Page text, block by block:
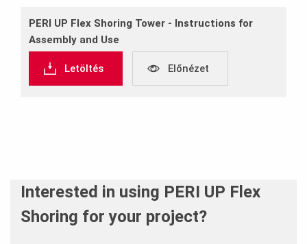
PERI UP Flex Shoring Tower ‐ Instructions for
Assembly and Use
Letöltés Előnézet
Interested in using PERI UP Flex
Shoring for your project?